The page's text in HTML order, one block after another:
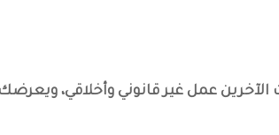
عمل غير قانوني وأخلاقي، ويعرضك